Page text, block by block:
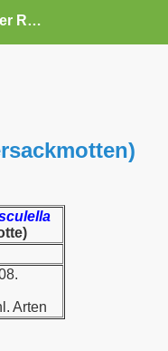
Insektenwelt in der Rhön und Umgebung
Arten